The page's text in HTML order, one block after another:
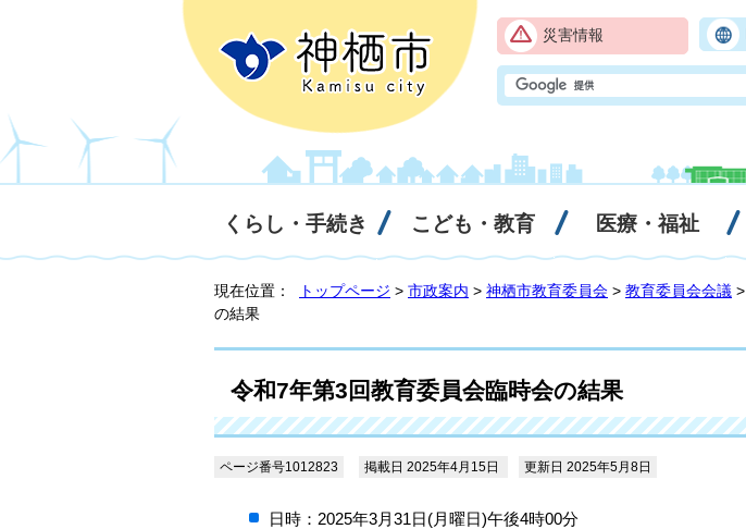
災害情報
くらし・手続き こども・教育 医療・福祉
現在位置： トップページ > 市政案内 > 神栖市教育委員会 > 教育委員会会議 >
の結果
令和7年第3回教育委員会臨時会の結果
ページ番号1012823 掲載日 2025年4月15日 更新日 2025年5月8日
日時：2025年3月31日(月曜日)午後4時00分